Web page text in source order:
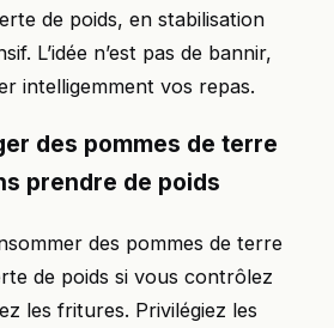
de poids, en stabilisation
L’idée n’est pas de bannir,
intelligemment vos repas.
des pommes de terre
prendre de poids
des pommes de terre
de poids si vous contrôlez
les fritures. Privilégiez les